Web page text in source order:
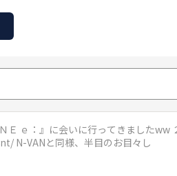
１階の広場に展示してあります🚙 https://www.honda.co.jp/N-ONE-e/new/event/ N-VANと同様、半目のお目々し